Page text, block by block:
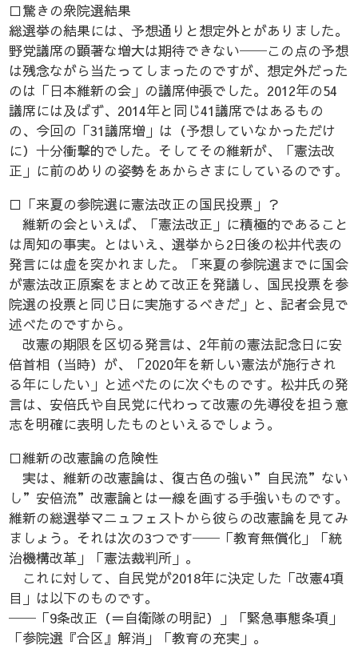
□驚きの衆院選結果
総選挙の結果には、予想通りと想定外とがありました。
野党議席の顕著な増大は期待できない──この点の予想
は残念ながら当たってしまったのですが、想定外だった
のは「日本維新の会」の議席伸張でした。2012年の54
議席には及ばず、2014年と同じ41議席ではあるもの
の、今回の「31議席増」は（予想していなかっただけ
に）十分衝撃的でした。そしてその維新が、「憲法改
正」に前のめりの姿勢をあからさまにしているのです。
□「来夏の参院選に憲法改正の国民投票」？
維新の会といえば、「憲法改正」に積極的であること
は周知の事実。とはいえ、選挙から2日後の松井代表の
発言には虚を突かれました。「来夏の参院選までに国会
が憲法改正原案をまとめて改正を発議し、国民投票を参
院選の投票と同じ日に実施するべきだ」と、記者会見で
述べたのですから。
改憲の期限を区切る発言は、2年前の憲法記念日に安
倍首相（当時）が、「2020年を新しい憲法が施行され
る年にしたい」と述べたのに次ぐものです。松井氏の発
言は、安倍氏や自民党に代わって改憲の先導役を担う意
志を明確に表明したものといえるでしょう。
□維新の改憲論の危険性
実は、維新の改憲論は、復古色の強い”自民流”ない
し”安倍流”改憲論とは一線を画する手強いものです。
維新の総選挙マニュフェストから彼らの改憲論を見てみ
ましょう。それは次の3つです──「教育無償化」「統
治機構改革」「憲法裁判所」。
これに対して、自民党が2018年に決定した「改憲4項
目」は以下のものです。
──「9条改正（＝自衛隊の明記）」「緊急事態条項」
「参院選『合区』解消」「教育の充実」。